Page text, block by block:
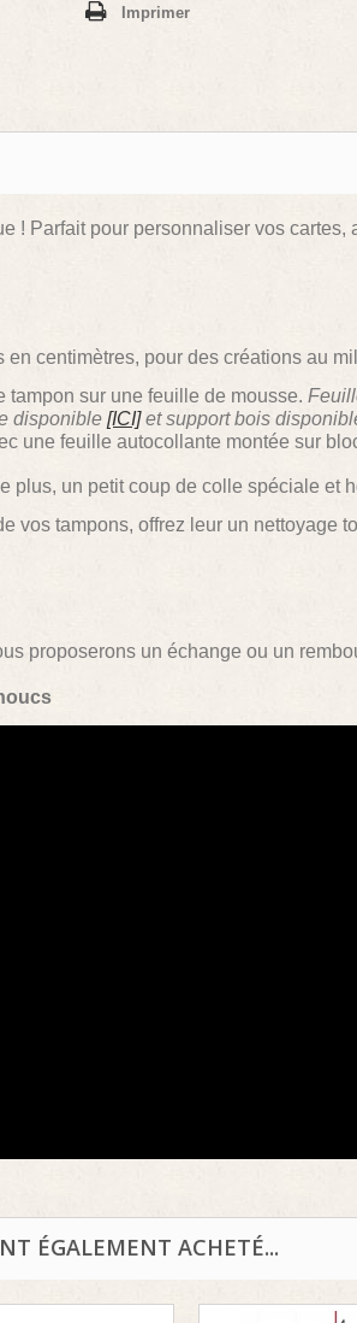
Imprimer
! Parfait pour personnaliser vos cartes,
centimètres, pour des créations au
tampon sur une feuille de mousse.
disponible [ICI]et support bois
une feuille autocollante montée sur
plus, un petit coup de colle spéciale et
vos tampons, offrez leur un nettoyage
proposerons un échange ou un
ÉGALEMENT ACHETÉ...